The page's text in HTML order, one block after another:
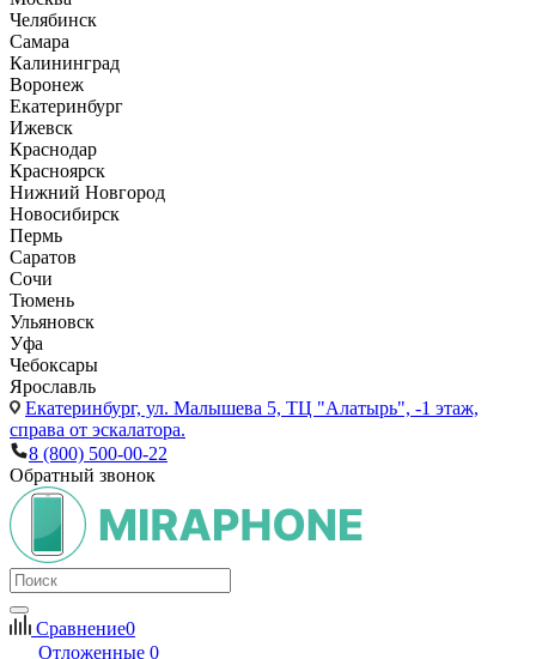
Челябинск
Самара
Калининград
Воронеж
Екатеринбург
Ижевск
Краснодар
Красноярск
Нижний Новгород
Новосибирск
Пермь
Саратов
Сочи
Тюмень
Ульяновск
Уфа
Чебоксары
Ярославль
Екатеринбург, ул. Малышева 5, ТЦ "Алатырь", -1 этаж,
справа от эскалатора.
8 (800) 500-00-22
Обратный звонок
Сравнение0
Отложенные 0